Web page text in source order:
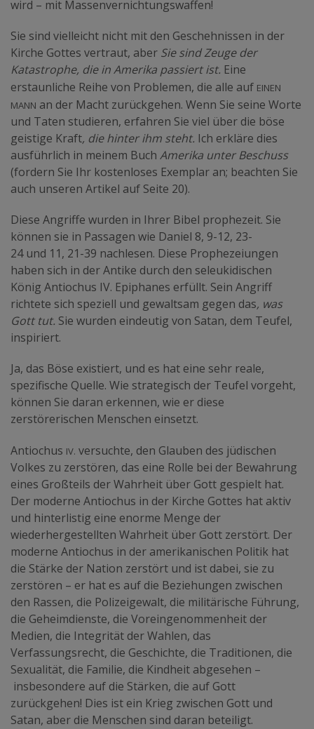
wird – mit Massenvernichtungswaffen!
Sie sind vielleicht nicht mit den Geschehnissen in der
Kirche Gottes vertraut, aber Sie sind Zeuge der
Katastrophe, die in Amerika passiert ist. Eine
erstaunliche Reihe von Problemen, die alle auf einen
Mann an der Macht zurückgehen. Wenn Sie seine Worte
und Taten studieren, erfahren Sie viel über die böse
geistige Kraft, die hinter ihm steht. Ich erkläre dies
ausführlich in meinem Buch Amerika unter Beschuss
(fordern Sie Ihr kostenloses Exemplar an; beachten Sie
auch unseren Artikel auf Seite 20).
Diese Angriffe wurden in Ihrer Bibel prophezeit. Sie
können sie in Passagen wie Daniel 8, 9-12, 23-
24 und 11, 21-39 nachlesen. Diese Prophezeiungen
haben sich in der Antike durch den seleukidischen
König Antiochus IV. Epiphanes erfüllt. Sein Angriff
richtete sich speziell und gewaltsam gegen das, was
Gott tut. Sie wurden eindeutig von Satan, dem Teufel,
inspiriert.
Ja, das Böse existiert, und es hat eine sehr reale,
spezifische Quelle. Wie strategisch der Teufel vorgeht,
können Sie daran erkennen, wie er diese
zerstörerischen Menschen einsetzt.
Antiochus IV. versuchte, den Glauben des jüdischen
Volkes zu zerstören, das eine Rolle bei der Bewahrung
eines Großteils der Wahrheit über Gott gespielt hat.
Der moderne Antiochus in der Kirche Gottes hat aktiv
und hinterlistig eine enorme Menge der
wiederhergestellten Wahrheit über Gott zerstört. Der
moderne Antiochus in der amerikanischen Politik hat
die Stärke der Nation zerstört und ist dabei, sie zu
zerstören – er hat es auf die Beziehungen zwischen
den Rassen, die Polizeigewalt, die militärische Führung,
die Geheimdienste, die Voreingenommenheit der
Medien, die Integrität der Wahlen, das
Verfassungsrecht, die Geschichte, die Traditionen, die
Sexualität, die Familie, die Kindheit abgesehen –
insbesondere auf die Stärken, die auf Gott
zurückgehen! Dies ist ein Krieg zwischen Gott und
Satan, aber die Menschen sind daran beteiligt.